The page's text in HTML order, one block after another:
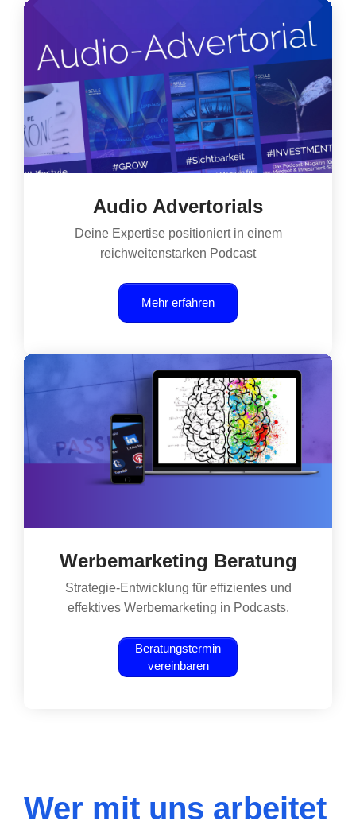
Audio Advertorials
Deine Expertise positioniert in einem
reichweitenstarken Podcast
Mehr erfahren
Werbemarketing Beratung
Strategie-Entwicklung für effizientes und
effektives Werbemarketing in Podcasts.
Beratungstermin
vereinbaren
Wer mit uns arbeitet